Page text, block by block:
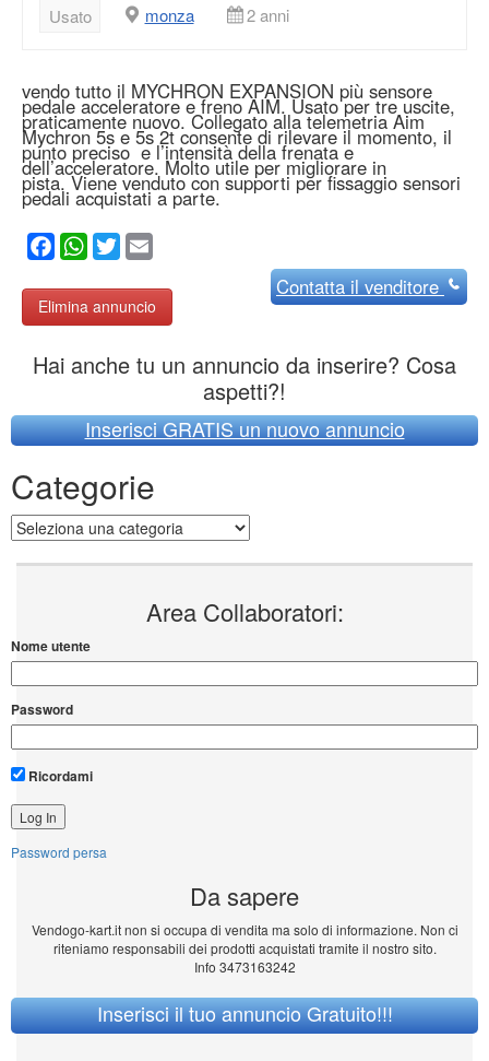
Usato monza 2 anni
vendo tutto il MYCHRON EXPANSION più sensore
pedale acceleratore e freno AIM. Usato per tre uscite,
praticamente nuovo. Collegato alla telemetria Aim
Mychron 5s e 5s 2t consente di rilevare il momento, il
punto preciso e l’intensità della frenata e
dell’acceleratore. Molto utile per migliorare in
pista. Viene venduto con supporti per fissaggio sensori
pedali acquistati a parte.
Facebook
WhatsApp
Twitter
Elimina annuncio
Contattail venditore
Hai anche tu un annuncio da inserire? Cosa
aspetti?!
Inserisci GRATIS un nuovo annuncio
Categorie
Categorie
Area Collaboratori:
Nome utente
Password
Ricordami
Password persa
Da sapere
Vendogo-kart.it non si occupa di vendita ma solo di informazione. Non ci
riteniamo responsabili dei prodotti acquistati tramite il nostro sito.
Info 3473163242
Inserisci il tuo annuncio Gratuito!!!